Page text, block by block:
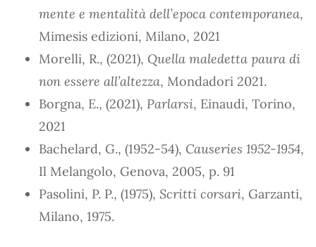
mente e mentalità dell’epoca contemporanea,
Mimesis edizioni, Milano, 2021
Morelli, R., (2021), Quella maledetta paura di
non essere all’altezza, Mondadori 2021.
Borgna, E., (2021), Parlarsi, Einaudi, Torino,
2021
Bachelard, G., (1952-54), Causeries 1952-1954,
Il Melangolo, Genova, 2005, p. 91
Pasolini, P. P., (1975), Scritti corsari, Garzanti,
Milano, 1975.